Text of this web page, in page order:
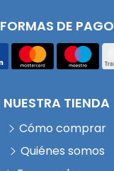
FORMAS DE PAGO
NUESTRA TIENDA
Cómo comprar
Quiénes somos